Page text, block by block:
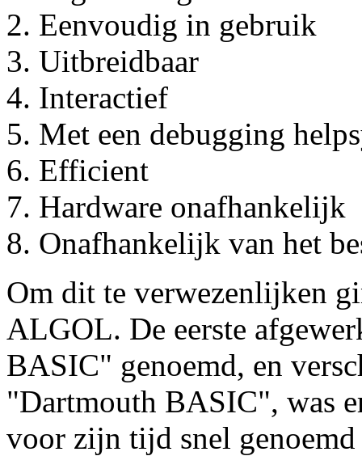
Eenvoudig in gebruik
Uitbreidbaar
Interactief
Met een debugging
Efficient
Hardware onafhankelijk
Onafhankelijk van het
Om dit te verwezenlijken
ALGOL. De eerste
BASIC" genoemd, en
"Dartmouth BASIC", was
voor zijn tijd snel